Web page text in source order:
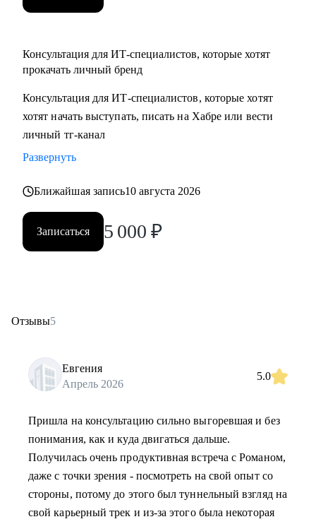
Консультация для ИТ-специалистов, которые хотят
прокачать личный бренд
Консультация для ИТ-специалистов, которые хотят
хотят начать выступать, писать на Хабре или вести
личный тг-канал
Развернуть
Ближайшая запись10 августа 2026
Записаться 5 000 ₽
Отзывы5
Евгения
Апрель 2026
5.0
Пришла на консультацию сильно выгоревшая и без
понимания, как и куда двигаться дальше.
Получилась очень продуктивная встреча с Романом,
даже с точки зрения - посмотреть на свой опыт со
стороны, потому до этого был туннельный взгляд на
свой карьерный трек и из-за этого была некоторая